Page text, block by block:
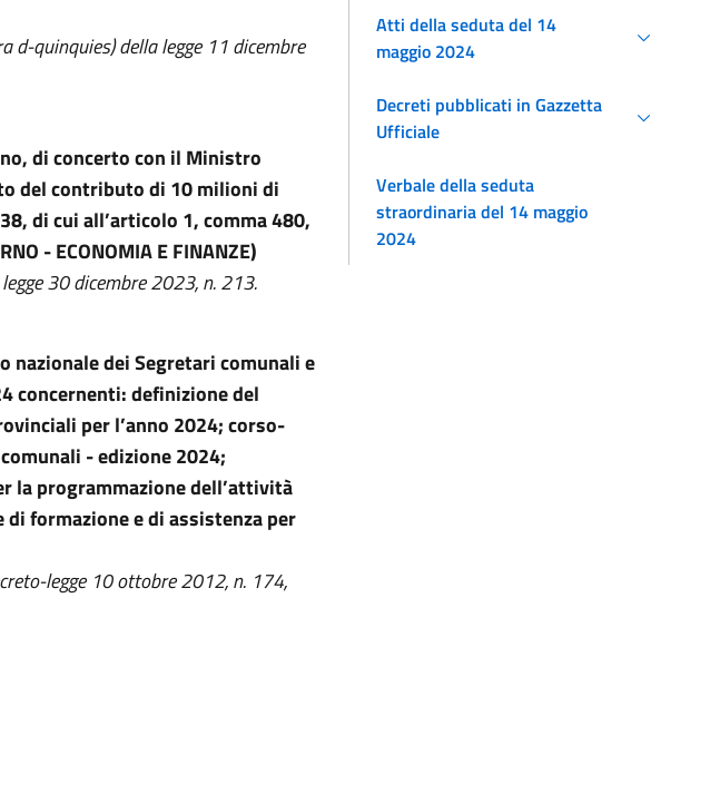
d-quinquies) della legge 11 dicembre
di concerto con il Ministro
del contributo di 10 milioni di
di cui all’articolo 1, comma 480,
- ECONOMIA E FINANZE)
30 dicembre 2023, n. 213.
nazionale dei Segretari comunali e
concernenti: definizione del
per l’anno 2024; corso-
- edizione 2024;
la programmazione dell’attività
formazione e di assistenza per
legge 10 ottobre 2012, n. 174,
Atti della seduta del 14
maggio 2024
Decreti pubblicati in Gazzetta
Ufficiale
Verbale della seduta
straordinaria del 14 maggio
2024